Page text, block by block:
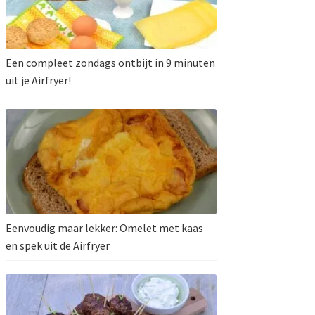
Een compleet zondags ontbijt in 9 minuten
uit je Airfryer!
Eenvoudig maar lekker: Omelet met kaas
en spek uit de Airfryer